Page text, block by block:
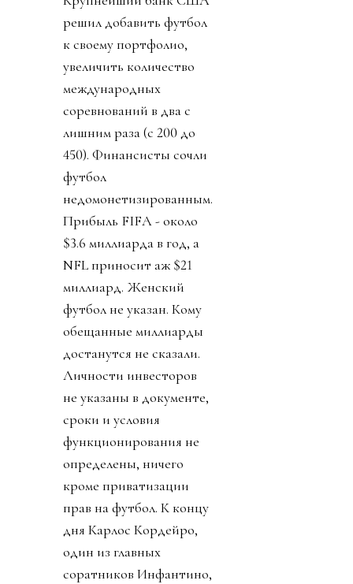
решил добавить футбол
к своему портфолио,
увеличить количество
международных
соревнований в два с
лишним раза (с 200 до
450). Финансисты сочли
футбол
недомонетизированным.
Прибыль FIFA - около
$3.6 миллиарда в год, а
NFL приносит аж $21
миллиард. Женский
футбол не указан. Кому
обещанные миллиарды
достанутся не сказали.
Личности инвесторов
не указаны в документе,
сроки и условия
функционирования не
определены, ничего
кроме приватизации
прав на футбол. К концу
дня Карлос Кордейро,
один из главных
соратников Инфантино,